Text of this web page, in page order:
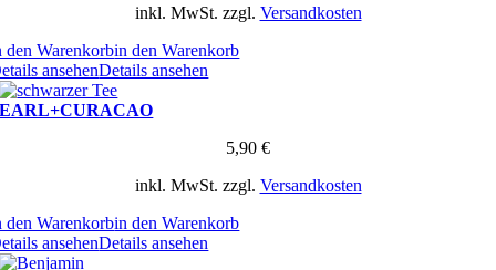
inkl. MwSt. zzgl. Versandkosten
den Warenkorbin den Warenkorb
ansehenDetails ansehen
EARL+CURACAO
5,90 €
inkl. MwSt. zzgl. Versandkosten
den Warenkorbin den Warenkorb
ansehenDetails ansehen